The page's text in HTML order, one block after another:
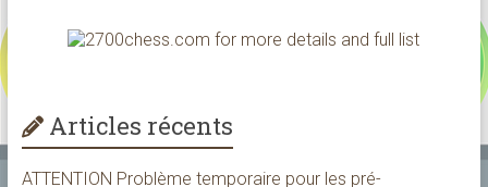
Articles récents
ATTENTION Problème temporaire pour les pré-